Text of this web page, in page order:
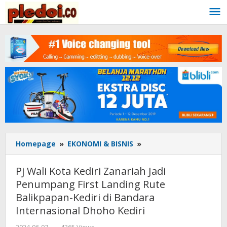
content
Homepage » EKONOMI & BISNIS »
Wali
Kediri
Zanariah
Jadi
Penumpang
Pj Wali Kota Kediri Zanariah Jadi
Penumpang First Landing Rute
Balikpapan-Kediri di Bandara
Internasional Dhoho Kediri